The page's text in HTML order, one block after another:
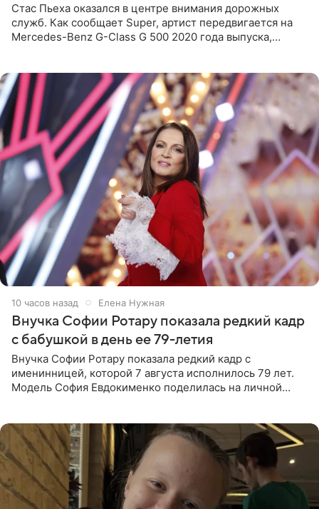
Стас Пьеха оказался в центре внимания дорожных
служб. Как сообщает Super, артист передвигается на
Mercedes-Benz G-Class G 500 2020 года выпуска,
10 часов назад Елена Нужная
Внучка Софии Ротару показала редкий кадр
с бабушкой в день ее 79-летия
Внучка Софии Ротару показала редкий кадр с
именинницей, которой 7 августа исполнилось 79 лет.
Модель София Евдокименко поделилась на личной